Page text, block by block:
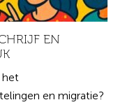
EN
het
en migratie?